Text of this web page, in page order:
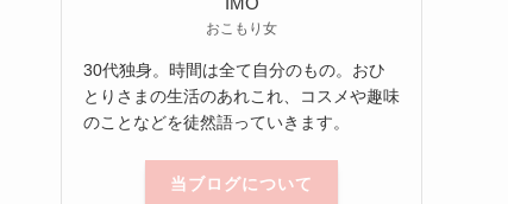
おこもり女
30代独身。時間は全て自分のもの。おひ
とりさまの生活のあれこれ、コスメや趣味
のことなどを徒然語っていきます。
当ブログについて